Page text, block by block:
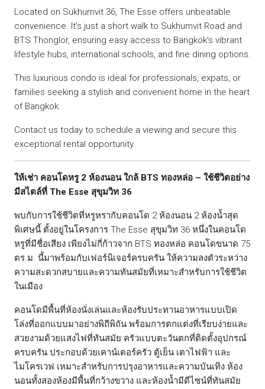
Located on Sukhumvit 36, The Esse offers unbeatable
convenience. It’s just a short walk to Sukhumvit Road and
BTS Thonglor, ensuring easy access to Bangkok’s vibrant
lifestyle hubs, international schools, and fine dining options.
This luxurious condo is ideal for professionals, expats, or
families seeking a stylish and convenient home in the heart
of Bangkok.
Contact us today to schedule a viewing and secure this
exceptional rental opportunity.
ให้เช่า คอนโดหรู 2 ห้องนอน ใกล้ BTS ทองหล่อ – ใช้ชีวิตอย่าง
มีสไตล์ที่ The Esse สุขุมวิท 36
พบกับการใช้ชีวิตที่หรูหรากับคอนโด 2 ห้องนอน 2 ห้องน้ำสุด
พิเศษนี้ ตั้งอยู่ในโครงการ The Esse สุขุมวิท 36 หนึ่งในคอนโด
หรูที่มีชื่อเสียง เพียงไม่กี่ก้าวจาก BTS ทองหล่อ คอนโดขนาด 75
ตร.ม. นี้มาพร้อมกับเฟอร์นิเจอร์ครบครัน ให้ความลงตัวระหว่าง
ความสะดวกสบายและความทันสมัยที่เหมาะสำหรับการใช้ชีวิต
ในเมือง
คอนโดมีพื้นที่ห้องนั่งเล่นและห้องรับประทานอาหารแบบเปิด
โล่งที่ออกแบบมาอย่างพิถีพิถัน พร้อมการตกแต่งที่เรียบง่ายและ
สวยงามด้วยแสงไฟที่ทันสมัย ครัวแบบตะวันตกที่ติดตั้งอุปกรณ์
ครบครัน ประกอบด้วยเคาน์เตอร์ครัว ตู้เย็น เตาไฟฟ้า และ
ไมโครเวฟ เหมาะสำหรับการปรุงอาหารและความบันเทิง ห้อง
นอนทั้งสองห้องมีพื้นที่กว้างขวาง และห้องน้ำมีดีไซน์ที่ทันสมัย